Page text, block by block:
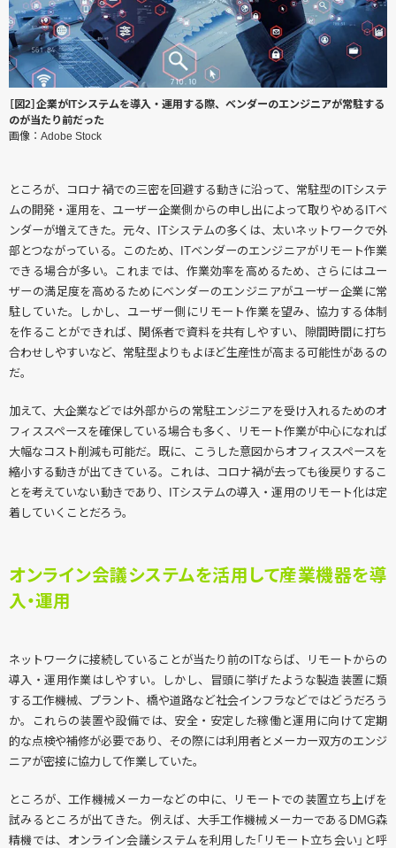
［図2］企業がITシステムを導入・運用する際、ベンダーのエンジニアが常駐する
のが当たり前だった
画像：Adobe Stock
ところが、コロナ禍での三密を回避する動きに沿って、常駐型のITシステ
ムの開発・運用を、ユーザー企業側からの申し出によって取りやめるITベ
ンダーが増えてきた。元々、ITシステムの多くは、太いネットワークで外
部とつながっている。このため、ITベンダーのエンジニアがリモート作業
できる場合が多い。これまでは、作業効率を高めるため、さらにはユー
ザーの満足度を高めるためにベンダーのエンジニアがユーザー企業に常
駐していた。しかし、ユーザー側にリモート作業を望み、協力する体制
を作ることができれば、関係者で資料を共有しやすい、隙間時間に打ち
合わせしやすいなど、常駐型よりもよほど生産性が高まる可能性があるの
だ。
加えて、大企業などでは外部からの常駐エンジニアを受け入れるためのオ
フィススペースを確保している場合も多く、リモート作業が中心になれば
大幅なコスト削減も可能だ。既に、こうした意図からオフィススペースを
縮小する動きが出てきている。これは、コロナ禍が去っても後戻りするこ
とを考えていない動きであり、ITシステムの導入・運用のリモート化は定
着していくことだろう。
オンライン会議システムを活用して産業機器を導
入・運用
ネットワークに接続していることが当たり前のITならば、リモートからの
導入・運用作業はしやすい。しかし、冒頭に挙げたような製造装置に類
する工作機械、プラント、橋や道路など社会インフラなどではどうだろう
か。これらの装置や設備では、安全・安定した稼働と運用に向けて定期
的な点検や補修が必要であり、その際には利用者とメーカー双方のエンジ
ニアが密接に協力して作業していた。
ところが、工作機械メーカーなどの中に、リモートでの装置立ち上げを
試みるところが出てきた。例えば、大手工作機械メーカーであるDMG森
精機では、オンライン会議システムを利用した「リモート立ち会い」と呼